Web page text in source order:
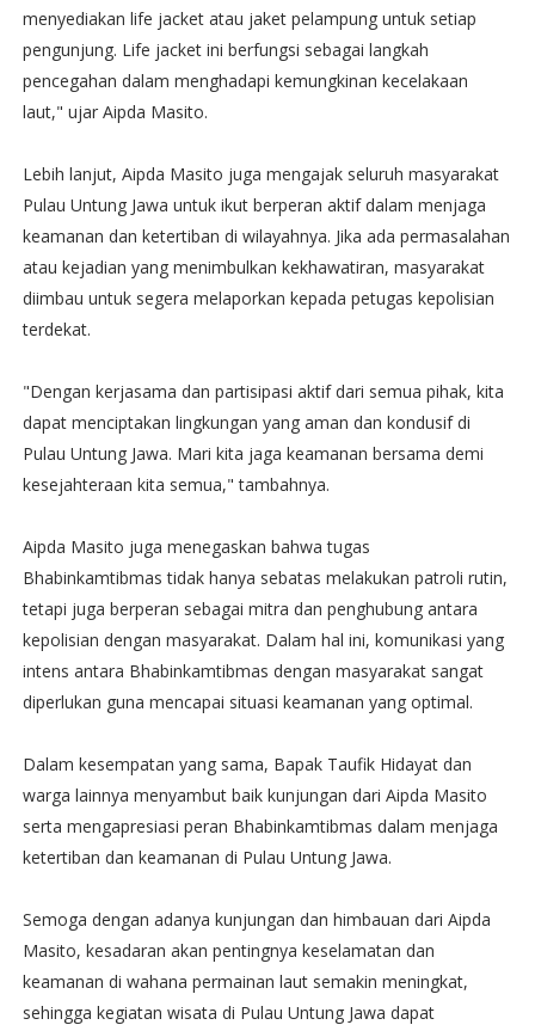
menyediakan life jacket atau jaket pelampung untuk setiap
pengunjung. Life jacket ini berfungsi sebagai langkah
pencegahan dalam menghadapi kemungkinan kecelakaan
laut," ujar Aipda Masito.
Lebih lanjut, Aipda Masito juga mengajak seluruh masyarakat
Pulau Untung Jawa untuk ikut berperan aktif dalam menjaga
keamanan dan ketertiban di wilayahnya. Jika ada permasalahan
atau kejadian yang menimbulkan kekhawatiran, masyarakat
diimbau untuk segera melaporkan kepada petugas kepolisian
terdekat.
"Dengan kerjasama dan partisipasi aktif dari semua pihak, kita
dapat menciptakan lingkungan yang aman dan kondusif di
Pulau Untung Jawa. Mari kita jaga keamanan bersama demi
kesejahteraan kita semua," tambahnya.
Aipda Masito juga menegaskan bahwa tugas
Bhabinkamtibmas tidak hanya sebatas melakukan patroli rutin,
tetapi juga berperan sebagai mitra dan penghubung antara
kepolisian dengan masyarakat. Dalam hal ini, komunikasi yang
intens antara Bhabinkamtibmas dengan masyarakat sangat
diperlukan guna mencapai situasi keamanan yang optimal.
Dalam kesempatan yang sama, Bapak Taufik Hidayat dan
warga lainnya menyambut baik kunjungan dari Aipda Masito
serta mengapresiasi peran Bhabinkamtibmas dalam menjaga
ketertiban dan keamanan di Pulau Untung Jawa.
Semoga dengan adanya kunjungan dan himbauan dari Aipda
Masito, kesadaran akan pentingnya keselamatan dan
keamanan di wahana permainan laut semakin meningkat,
sehingga kegiatan wisata di Pulau Untung Jawa dapat